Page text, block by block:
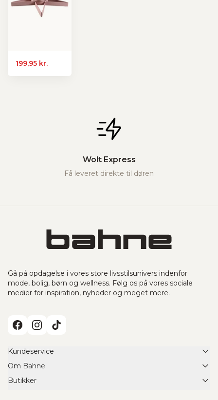
199,95 kr.
Wolt Express
Få leveret direkte til døren
Gå på opdagelse i vores store livsstilsunivers indenfor
mode, bolig, børn og wellness. Følg os på vores sociale
medier for inspiration, nyheder og meget mere.
Kundeservice
FAQ
Retur- & bytteservice
Om Bahne
Om Bahne
Butikker